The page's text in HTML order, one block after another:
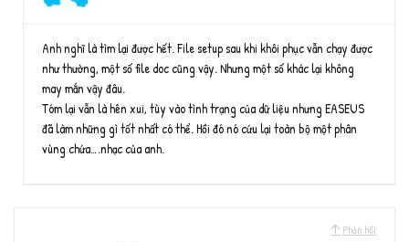
Anh nghĩ là tìm lại được hết. File setup sau khi khôi phục vẫn chạy được
như thường, một số file doc cũng vậy. Nhưng một số khác lại không
may mắn vậy đâu.
Tóm lại vẫn là hên xui, tùy vào tình trạng của dữ liệu nhưng EASEUS
đã làm những gì tốt nhất có thể. Hồi đó nó cứu lại toàn bộ một phân
vùng chứa….nhạc của anh.
Phản hồi